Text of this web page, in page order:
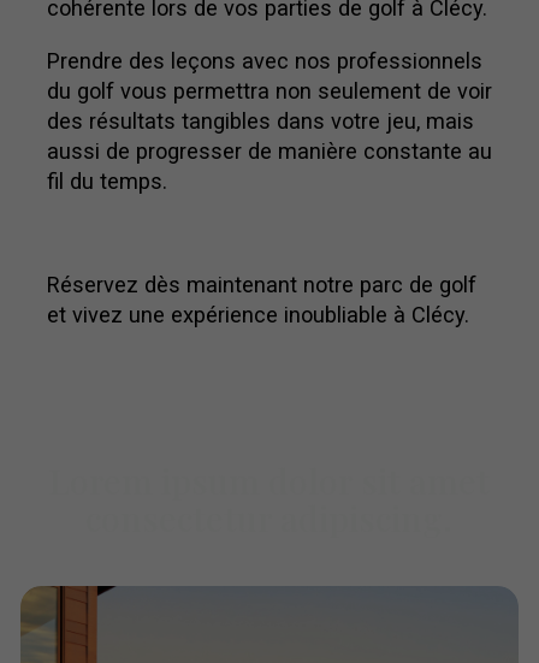
cohérente lors de vos parties de golf à Clécy.
Prendre des leçons avec nos professionnels
du golf vous permettra non seulement de voir
des résultats tangibles dans votre jeu, mais
aussi de progresser de manière constante au
fil du temps.
Réservez dès maintenant notre parc de golf
et vivez une expérience inoubliable à Clécy.